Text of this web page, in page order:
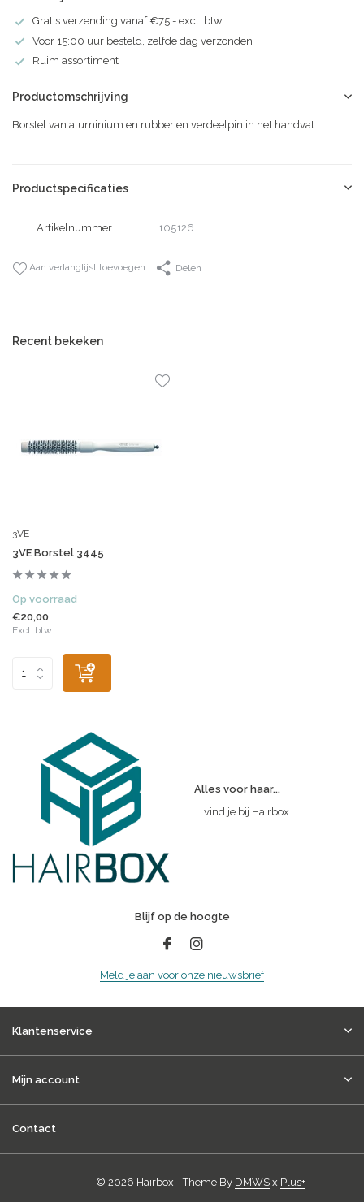
Gratis verzending vanaf €75,- excl. btw
Voor 15:00 uur besteld, zelfde dag verzonden
Ruim assortiment
Productomschrijving
Borstel van aluminium en rubber en verdeelpin in het handvat.
Productspecificaties
Artikelnummer 105126
Aan verlanglijst toevoegen Delen
Recent bekeken
3VE
3VE Borstel 3445
Op voorraad
€20,00
Excl. btw
Alles voor haar...
... vind je bij Hairbox.
Blijf op de hoogte
Meld je aan voor onze nieuwsbrief
Klantenservice
Mijn account
Contact
© 2026 Hairbox - Theme By DMWSx Plus+